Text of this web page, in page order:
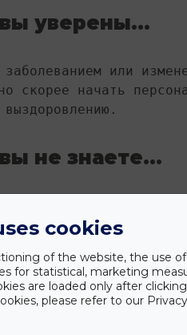
уверены…
или
скорее начать
выздоровлению.
не знаете…
указывать ваши
менеджера
с которой мы
терапии.
все условия:
cookies
of the website, the use
for statistical, marketing
are loaded only after
please refer to our